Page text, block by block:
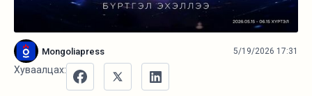
Mongoliapress 5/19/2026 17:31
Хуваалцах: